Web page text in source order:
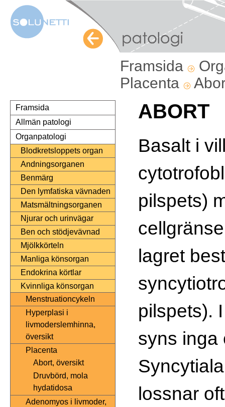
Framsida
Placenta
Framsida
Allmän patologi
Organpatologi
Blodkretsloppets organ
Andningsorganen
Benmärg
Den lymfatiska vävnaden
Matsmältningsorganen
Njurar och urinvägar
Ben och stödjevävnad
Mjölkkörteln
Manliga könsorgan
Endokrina körtlar
Kvinnliga könsorgan
Menstruationcykeln
Hyperplasi i
livmoderslemhinna,
översikt
Placenta
Abort, översikt
Druvbörd, mola
hydatidosa
Adenomyos i livmoder,
ABORT
Basalt i
pilspets)
lagret
pilspets).
syns inga
lossnar